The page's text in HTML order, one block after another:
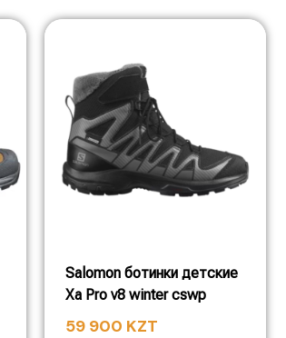
Salomon ботинки детские
Xa Pro v8 winter cswp
59 900 KZT